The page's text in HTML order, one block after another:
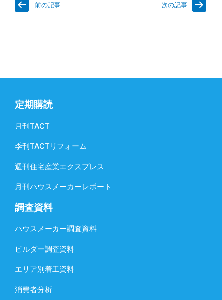
前の記事 次の記事
定期購読
月刊TACT
季刊TACTリフォーム
週刊住宅産業エクスプレス
月刊ハウスメーカーレポート
調査資料
ハウスメーカー調査資料
ビルダー調査資料
エリア別着工資料
消費者分析